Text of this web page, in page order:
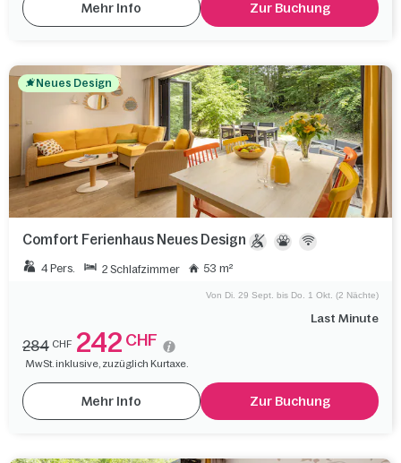
Mehr Info Zur Buchung
Neues Design
Comfort Ferienhaus Neues Design
4 Pers. 2 Schlafzimmer 53 m²
Last Minute
Von Di. 29 Sept. bis Do. 1 Okt. (2 Nächte)
284 CHF 242 CHF
MwSt. inklusive, zuzüglich Kurtaxe.
Mehr Info Zur Buchung